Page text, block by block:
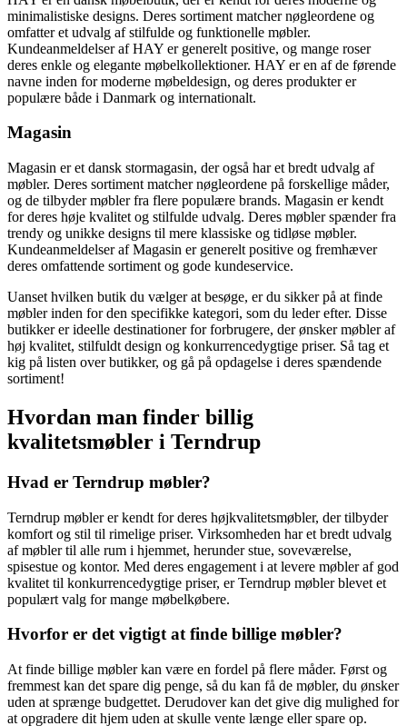
minimalistiske designs. Deres sortiment matcher nøgleordene og
omfatter et udvalg af stilfulde og funktionelle møbler.
Kundeanmeldelser af HAY er generelt positive, og mange roser
deres enkle og elegante møbelkollektioner. HAY er en af de førende
navne inden for moderne møbeldesign, og deres produkter er
populære både i Danmark og internationalt.
Magasin
Magasin er et dansk stormagasin, der også har et bredt udvalg af
møbler. Deres sortiment matcher nøgleordene på forskellige måder,
og de tilbyder møbler fra flere populære brands. Magasin er kendt
for deres høje kvalitet og stilfulde udvalg. Deres møbler spænder fra
trendy og unikke designs til mere klassiske og tidløse møbler.
Kundeanmeldelser af Magasin er generelt positive og fremhæver
deres omfattende sortiment og gode kundeservice.
Uanset hvilken butik du vælger at besøge, er du sikker på at finde
møbler inden for den specifikke kategori, som du leder efter. Disse
butikker er ideelle destinationer for forbrugere, der ønsker møbler af
høj kvalitet, stilfuldt design og konkurrencedygtige priser. Så tag et
kig på listen over butikker, og gå på opdagelse i deres spændende
sortiment!
Hvordan man finder billig
kvalitetsmøbler i Terndrup
Hvad er Terndrup møbler?
Terndrup møbler er kendt for deres højkvalitetsmøbler, der tilbyder
komfort og stil til rimelige priser. Virksomheden har et bredt udvalg
af møbler til alle rum i hjemmet, herunder stue, soveværelse,
spisestue og kontor. Med deres engagement i at levere møbler af god
kvalitet til konkurrencedygtige priser, er Terndrup møbler blevet et
populært valg for mange møbelkøbere.
Hvorfor er det vigtigt at finde billige møbler?
At finde billige møbler kan være en fordel på flere måder. Først og
fremmest kan det spare dig penge, så du kan få de møbler, du ønsker
uden at sprænge budgettet. Derudover kan det give dig mulighed for
at opgradere dit hjem uden at skulle vente længe eller spare op.